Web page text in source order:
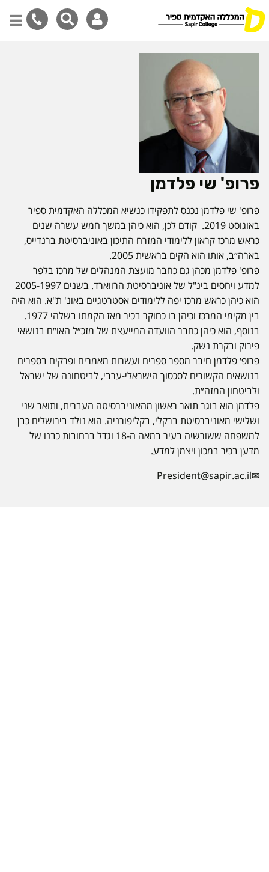
פרופ' שי פלדמן
פרופ' שי פלדמן נכנס לתפקידו כנשיא המכללה האקדמית ספיר
באוגוסט 2019. קודם לכן, הוא כיהן במשך חמש עשרה שנים
כראש מרכז קראון ללימודי המזרח התיכון באוניברסיטת ברנדייס,
בארה״ב, אותו הוא הקים בראשית 2005.
פרופ' פלדמן מכהן גם כחבר מועצת המנהלים של מרכז בלפר
למדע ויחסים בינ"ל של אוניברסיטת הרווארד. בשנים 2005-1997
הוא כיהן כראש מרכז יפה ללימודים אסטרטגיים באונ' ת"א. הוא היה
בין מקימי המרכז וכיהן בו כחוקר בכיר מאז הקמתו בשלהי 1977.
בנוסף, הוא כיהן כחבר הוועדה המייעצת של מזכ״ל האו״ם בנושאי
פירוק ובקרת נשק.
פרופ׳ פלדמן חיבר מספר ספרים ועשרות מאמרים ופרקים בספרים
בנושאים הקשורים לסכסוך הישראלי-ערבי, לביטחונה של ישראל
ולביטחון המזה״ת.
פלדמן הוא בוגר תואר ראשון מהאוניברסיטה העברית, ותואר שני
ושלישי מאוניברסיטת ברקלי, בקליפורניה. הוא נולד בירושלים כבן
למשפחה ששורשיה בעיר במאה ה-18 וגדל ברחובות כבנו של
מדען בכיר במכון ויצמן למדע.
President@sapir.ac.il